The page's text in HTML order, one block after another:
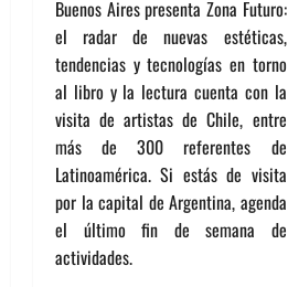
Buenos Aires presenta Zona Futuro:
el radar de nuevas estéticas,
tendencias y tecnologías en torno
al libro y la lectura cuenta con la
visita de artistas de Chile, entre
más de 300 referentes de
Latinoamérica. Si estás de visita
por la capital de Argentina, agenda
el último fin de semana de
actividades.